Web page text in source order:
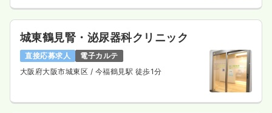
城東鶴見腎・泌尿器科クリニック
直接応募求人
電子カルテ
大阪府大阪市城東区 / 今福鶴見駅 徒歩1分